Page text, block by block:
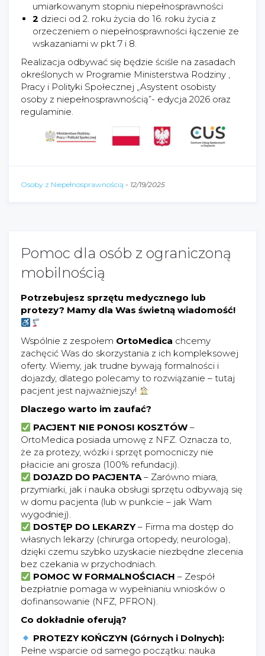
umiarkowanym stopniu niepełnosprawności
2 dzieci od 2. roku życia do 16. roku życia z
orzeczeniem o niepełnosprawności łączenie ze
wskazaniami w pkt 7 i 8.
Realizacja odbywać się będzie ściśle na zasadach
określonych w Programie Ministerstwa Rodziny ,
Pracy i Polityki Społecznej „Asystent osobisty
osoby z niepełnosprawnością”- edycja 2026 oraz
regulaminie.
Osoby z Niepełnosprawnością - 12/19/2025
Pomoc dla osób z ograniczoną
mobilnością
Potrzebujesz sprzętu medycznego lub
protezy? Mamy dla Was świetną wiadomość!
Wspólnie z zespołem OrtoMedica chcemy
zachęcić Was do skorzystania z ich kompleksowej
oferty. Wiemy, jak trudne bywają formalności i
dojazdy, dlatego polecamy to rozwiązanie – tutaj
pacjent jest najważniejszy!
Dlaczego warto im zaufać?
PACJENT NIE PONOSI KOSZTÓW –
OrtoMedica posiada umowę z NFZ. Oznacza to,
że za protezy, wózki i sprzęt pomocniczy nie
płacicie ani grosza (100% refundacji).
DOJAZD DO PACJENTA– Zarówno miara,
przymiarki, jak i nauka obsługi sprzętu odbywają się
w domu pacjenta (lub w punkcie – jak Wam
wygodniej).
DOSTĘP DO LEKARZY– Firma ma dostęp do
własnych lekarzy (chirurga ortopedy, neurologa),
dzięki czemu szybko uzyskacie niezbędne zlecenia
bez czekania w przychodniach.
POMOC W FORMALNOŚCIACH – Zespół
bezpłatnie pomaga w wypełnianiu wniosków o
dofinansowanie (NFZ, PFRON).
Co dokładnie oferują?
PROTEZY KOŃCZYN (Górnych i Dolnych):
Pełne wsparcie od samego początku: nauka